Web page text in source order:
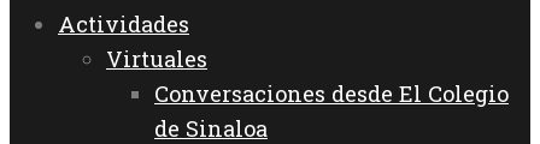
Actividades
Virtuales
Conversaciones desde El Colegio
de Sinaloa